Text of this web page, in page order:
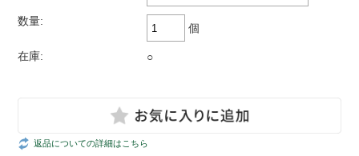
数量:
個
在庫: ○
返品についての詳細はこちら